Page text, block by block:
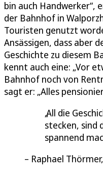
bin auch Handwerker“,
der Bahnhof in
Touristen genutzt
Ansässigen, dass aber
Geschichte zu diesem
kennt auch eine: „Vor
Bahnhof noch von
sagt er: „Alles
All die
stecken, sind
spannend
Raphael